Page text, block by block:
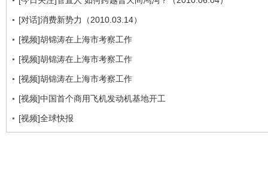
[对话]消费新势力（2010.03.14）
[视频]胡锦涛在上海市考察工作
[视频]胡锦涛在上海市考察工作
[视频]胡锦涛在上海市考察工作
[视频]中国首个商用飞机发动机基地开工
[视频]全球快报